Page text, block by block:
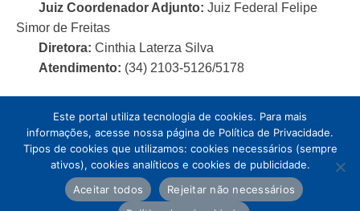
Juiz Coordenador Adjunto: Juiz Federal Felipe
Simor de Freitas
Diretora: Cinthia Laterza Silva
Atendimento: (34) 2103-5126/5178
Este portal utiliza tecnologia de cookies. Para mais
informações, acesse nossa página de Política de Privacidade.
Tipos de cookies que utilizamos: cookies necessários (sempre
ativos), cookies analíticos e cookies de publicidade.
Aceitar todos
Rejeitar não necessários